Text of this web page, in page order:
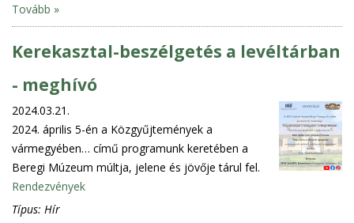
Tovább »
Kerekasztal-beszélgetés a levéltárban
- meghívó
2024.03.21.
2024. április 5-én a Közgyűjtemények a
vármegyében… című programunk keretében a
Beregi Múzeum múltja, jelene és jövője tárul fel.
Rendezvények
Típus: Hír